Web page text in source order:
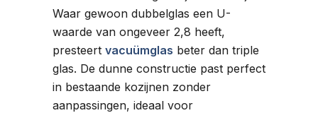
Waar gewoon dubbelglas een U-
waarde van ongeveer 2,8 heeft,
presteert vacuümglas beter dan triple
glas. De dunne constructie past perfect
in bestaande kozijnen zonder
aanpassingen, ideaal voor